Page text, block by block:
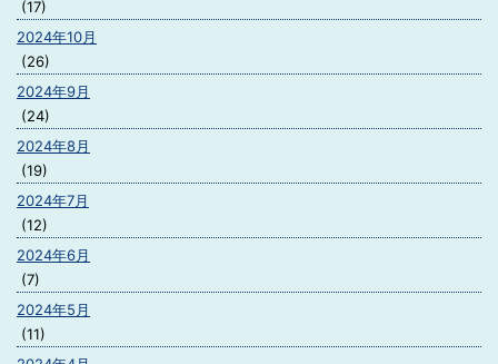
(17)
2024年10月
(26)
2024年9月
(24)
2024年8月
(19)
2024年7月
(12)
2024年6月
(7)
2024年5月
(11)